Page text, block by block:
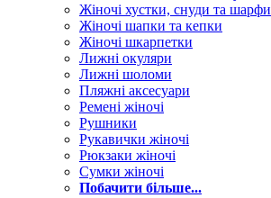
Жіночі хустки, снуди та шарфи
Жіночі шапки та кепки
Жіночі шкарпетки
Лижні окуляри
Лижні шоломи
Пляжні аксесуари
Ремені жіночі
Рушники
Рукавички жіночі
Рюкзаки жіночі
Сумки жіночі
Побачити більше...